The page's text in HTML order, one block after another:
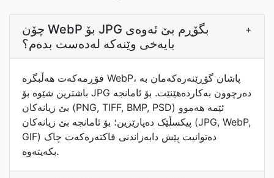
چۆن WebP بۆ JPG بگۆڕم بێ ئەوەی
بایەخی وێنەکە لەدەست بدەم؟
+
فۆڕمەکەت هەڵبگرە WebP، پاشان گۆڕێنەرەکەمان بە
باشترین شێوە بۆ JPG دەرچوون بەکاردەهێنێت. بۆ ئامانجە
بێ زیانەکان (PNG, TIFF, BMP, PSD) ئێمە هەموو
پیکسڵێک دەپارێزین؛ بۆ ئامانجە بێ زیانەکان (JPG, WebP,
GIF) دەتوانیت پێش دابەزاندنی فاکتەرەکەت چاک
بکەیتەوە.